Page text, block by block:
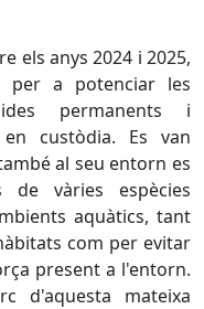
els anys 2024 i 2025,
per a potenciar les
permanents i
custòdia. Es van
al seu entorn es
vàries espècies
aquàtics, tant
com per evitar
present a l'entorn.
d'aquesta mateixa